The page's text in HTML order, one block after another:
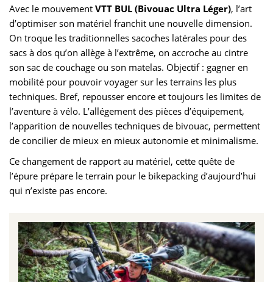
Avec le mouvement VTT BUL (Bivouac Ultra Léger), l’art
d’optimiser son matériel franchit une nouvelle dimension.
On troque les traditionnelles sacoches latérales pour des
sacs à dos qu’on allège à l’extrême, on accroche au cintre
son sac de couchage ou son matelas. Objectif : gagner en
mobilité pour pouvoir voyager sur les terrains les plus
techniques. Bref, repousser encore et toujours les limites de
l’aventure à vélo. L’allégement des pièces d’équipement,
l’apparition de nouvelles techniques de bivouac, permettent
de concilier de mieux en mieux autonomie et minimalisme.
Ce changement de rapport au matériel, cette quête de
l’épure prépare le terrain pour le bikepacking d’aujourd’hui
qui n’existe pas encore.